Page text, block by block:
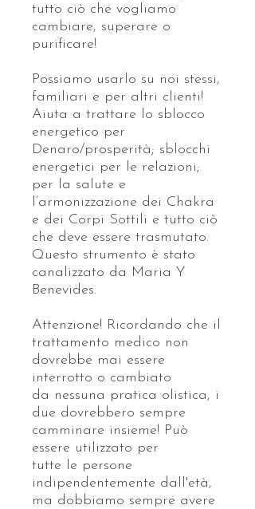
tutto ciò che vogliamo
cambiare, superare o
purificare!
Possiamo usarlo su noi stessi,
familiari e per altri clienti!
Aiuta a trattare lo sblocco
energetico per
Denaro/prosperità; sblocchi
energetici per le relazioni;
per la salute e
l’armonizzazione dei Chakra
e dei Corpi Sottili e tutto ciò
che deve essere trasmutato.
Questo strumento è stato
canalizzato da Maria Y
Benevides.
Attenzione! Ricordando che il
trattamento medico non
dovrebbe mai essere
interrotto o cambiato
da nessuna pratica olistica, i
due dovrebbero sempre
camminare insieme! Può
essere utilizzato per
tutte le persone
indipendentemente dall'età,
ma dobbiamo sempre avere